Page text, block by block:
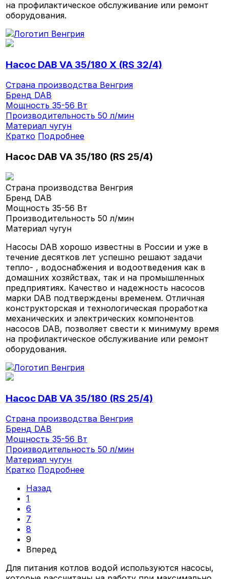
на профилактическое обслуживание или ремонт
оборудования.
Насос DAB VA 35/180 X (RS 32/4)
Страна производства Венгрия
Бренд DAB
Мощность35-56 Вт
Производительность50 л/мин
Материал чугун
Кратко Подробнее
Насос DAB VA 35/180 (RS 25/4)
Страна производства Венгрия
Бренд DAB
Мощность35-56 Вт
Производительность50 л/мин
Материал чугун
Насосы DAB хорошо известны в России и уже в
течение десятков лет успешно решают задачи
тепло- , водоснабжения и водоотведения как в
домашних хозяйствах, так и на промышленных
предприятиях. Качество и надежность насосов
марки DAB подтверждены временем. Отличная
конструкторская и технологическая проработка
механических и электрических компонентов
насосов DAB, позволяет свести к минимуму время
на профилактическое обслуживание или ремонт
оборудования.
Насос DAB VA 35/180 (RS 25/4)
Страна производства Венгрия
Бренд DAB
Мощность35-56 Вт
Производительность50 л/мин
Материал чугун
Кратко Подробнее
Назад
1
6
7
8
9
Вперед
Для питания котлов водой используются насосы,